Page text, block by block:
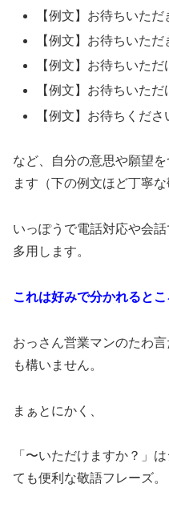
【例文】お待ちいた
【例文】お待ちいた
【例文】お待ちいた
【例文】お待ちいた
【例文】お待ちくだ
など、自分の意思や願望
ます（下の例文ほど丁寧な
いっぽうで電話対応や会
多用します。
これは好みで分かれるとこ
おっさん営業マンのたわ
も構いません。
まぁとにかく、
「〜いただけますか？」
ても便利な敬語フレーズ。